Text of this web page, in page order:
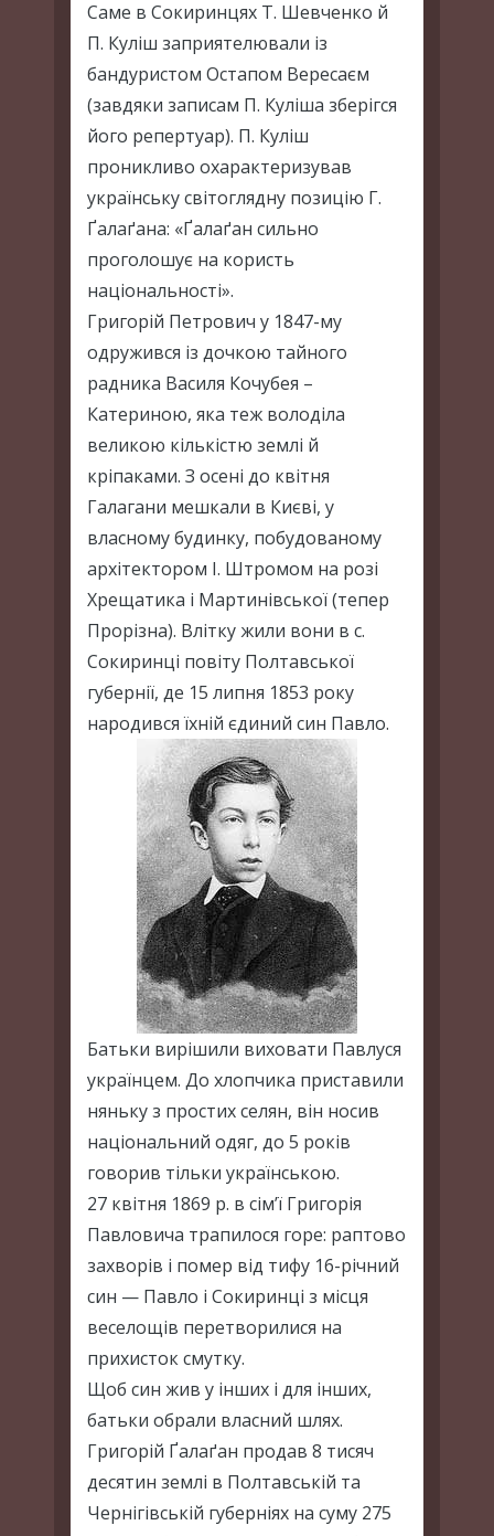
Саме в Сокиринцях Т. Шевченко й
П. Куліш заприятелювали із
бандуристом Остапом Вересаєм
(завдяки записам П. Куліша зберігся
його репертуар). П. Куліш
проникливо охарактеризував
українську світоглядну позицію Г.
Ґалаґана: «Ґалаґан сильно
проголошує на користь
національності».
Григорій Петрович у 1847-му
одружився із дочкою тайного
радника Василя Кочубея –
Катериною, яка теж володіла
великою кількістю землі й
кріпаками. З осені до квітня
Галагани мешкали в Києві, у
власному будинку, побудованому
архітектором І. Штромом на розі
Хрещатика і Мартинівської (тепер
Прорізна). Влітку жили вони в с.
Сокиринці повіту Полтавської
губернії, де 15 липня 1853 року
народився їхній єдиний син Павло.
Батьки вирішили виховати Павлуся
українцем. До хлопчика приставили
няньку з простих селян, він носив
національний одяг, до 5 років
говорив тільки українською.
27 квітня 1869 р. в сім’ї Григорія
Павловича трапилося горе: раптово
захворів і помер від тифу 16-річний
син — Павло і Сокиринці з місця
веселощів перетворилися на
прихисток смутку.
Щоб син жив у інших і для інших,
батьки обрали власний шлях.
Григорій Ґалаґан продав 8 тисяч
десятин землі в Полтавській та
Чернігівській губерніях на суму 275